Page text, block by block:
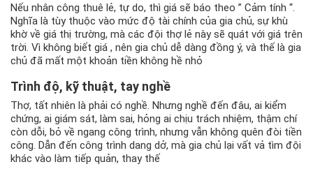
Nếu nhân công thuê lẻ, tự do, thì giá sẽ báo theo ” Cảm tính “.
Nghĩa là tùy thuộc vào mức độ tài chính của gia chủ, sự khù
khờ về giá thị trường, mà các đội thợ lẻ này sẽ quát với giá trên
trời. Vì không biết giá , nên gia chủ dễ dàng đồng ý, và thế là gia
chủ đã mất một khoản tiền không hề nhỏ
Trình độ, kỹ thuật, tay nghề
Thợ, tất nhiên là phải có nghề. Nhưng nghề đến đâu, ai kiểm
chứng, ai giám sát, làm sai, hỏng ai chịu trách nhiệm, thậm chí
còn dỗi, bỏ về ngang công trình, nhưng vẫn không quên đòi tiền
công. Dẫn đến công trình dang dở, mà gia chủ lại vất vả tìm đội
khác vào làm tiếp quản, thay thế